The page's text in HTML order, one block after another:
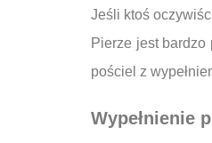
Jeśli ktoś
Pierze jest
pościel z
Wypełnienie